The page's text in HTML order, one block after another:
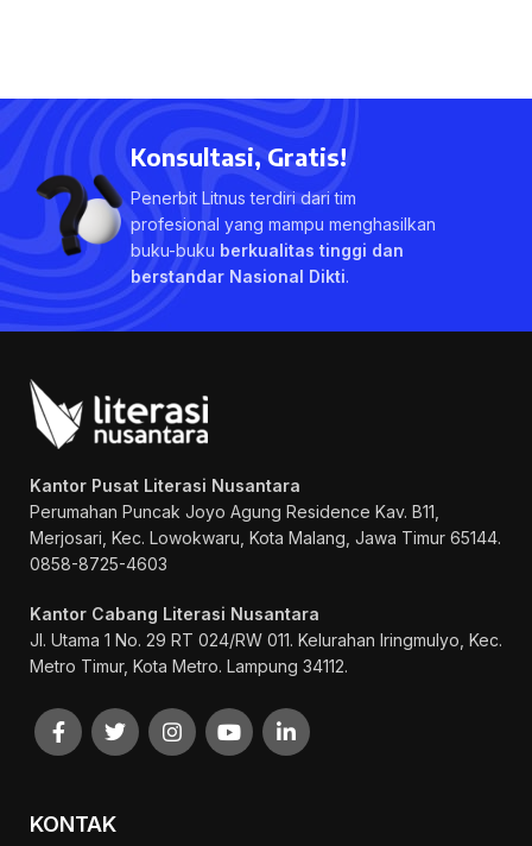
Konsultasi, Gratis!
Penerbit Litnus terdiri dari tim
profesional yang mampu menghasilkan
buku-buku berkualitas tinggi dan
berstandar Nasional Dikti.
Kantor Pusat Literasi Nusantara
Perumahan Puncak Joyo Agung Residence Kav. B11,
Merjosari, Kec. Lowokwaru, Kota Malang, Jawa Timur 65144.
0858-8725-4603
Kantor Cabang Literasi Nusantara
Jl. Utama 1 No. 29 RT 024/RW 011. Kelurahan Iringmulyo, Kec.
Metro Timur, Kota Metro. Lampung 34112.
KONTAK